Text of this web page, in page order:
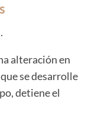
alteración en
se desarrolle
detiene el